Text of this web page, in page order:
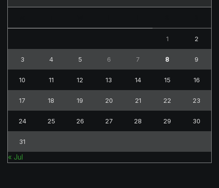
1 2
3 4 5 6 7 8 9
10 11 12 13 14 15 16
17 18 19 20 21 22 23
24 25 26 27 28 29 30
31
« Jul